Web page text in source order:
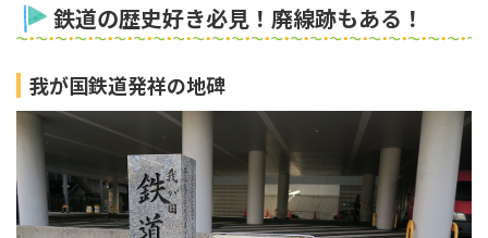
鉄道の歴史好き必見！廃線跡もある！
我が国鉄道発祥の地碑